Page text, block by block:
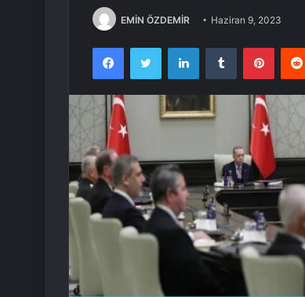
EMİN ÖZDEMİR Haziran 9, 2023
FacebookTwitter LinkedInTumblr